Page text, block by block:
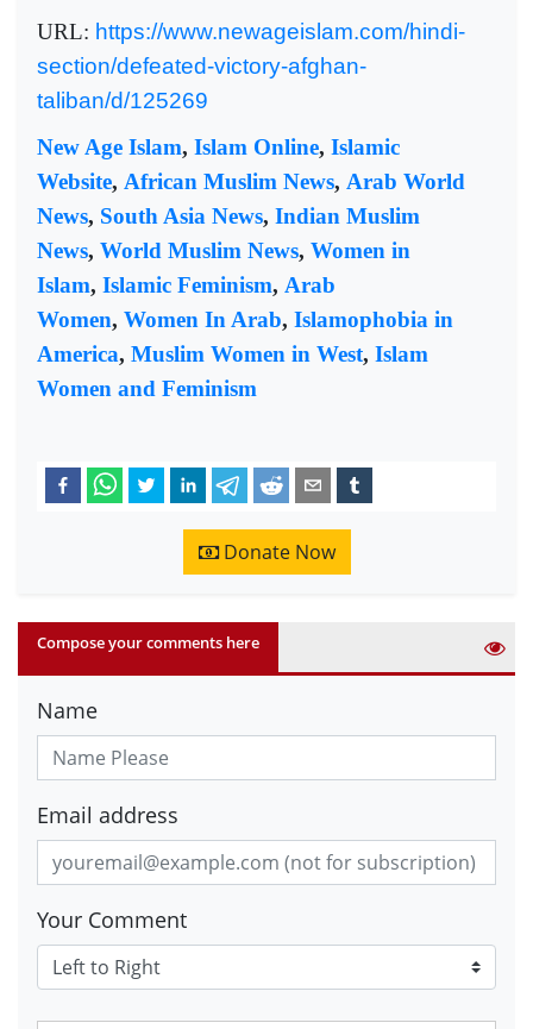
URL: https://www.newageislam.com/hindi-
section/defeated-victory-afghan-
taliban/d/125269
New Age Islam, Islam Online, Islamic
Website, African Muslim News, Arab World
News, South Asia News, Indian Muslim
News, World Muslim News, Women in
Islam, Islamic Feminism, Arab
Women, Women In Arab, Islamophobia in
America, Muslim Women in West, Islam
Women and Feminism
Donate Now
Compose your comments here
Name
Email address
Your Comment